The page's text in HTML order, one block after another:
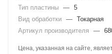
Тип пластины — 5
Вид обработки — Токарная
Артикул производителя
—
Цена, указанная на сайте,